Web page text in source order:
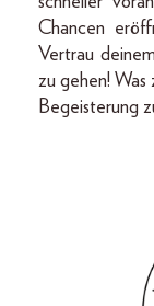
Chancen
Vertrau
zu gehen! Was
Begeisterung